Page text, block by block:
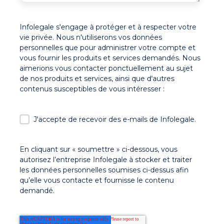
Infolegale s'engage à protéger et à respecter votre
vie privée. Nous n'utiliserons vos données
personnelles que pour administrer votre compte et
vous fournir les produits et services demandés. Nous
aimerions vous contacter ponctuellement au sujet
de nos produits et services, ainsi que d'autres
contenus susceptibles de vous intéresser :
J'accepte de recevoir des e-mails de Infolegale.
En cliquant sur « soumettre » ci-dessous, vous
autorisez l’entreprise Infolegale à stocker et traiter
les données personnelles soumises ci-dessus afin
qu’elle vous contacte et fournisse le contenu
demandé.